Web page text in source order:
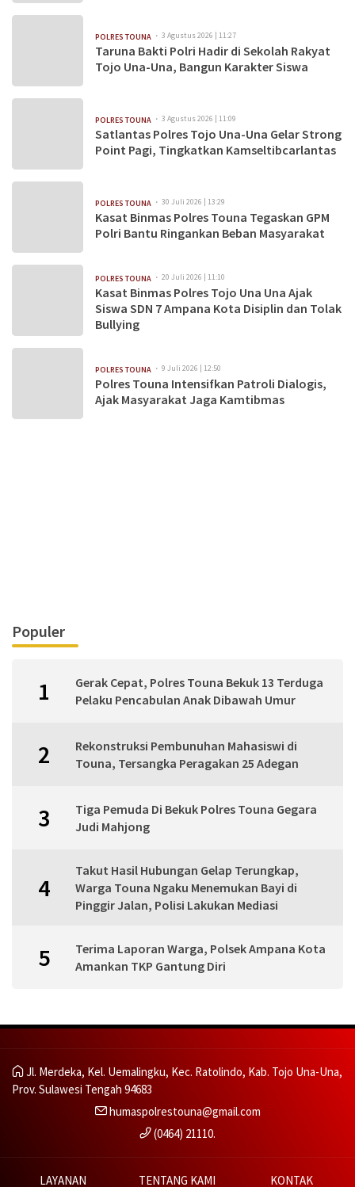
POLRES TOUNA 3 Agustus 2026 | 11:27
Taruna Bakti Polri Hadir di Sekolah Rakyat
Tojo Una-Una, Bangun Karakter Siswa
POLRES TOUNA 3 Agustus 2026 | 11:09
Satlantas Polres Tojo Una-Una Gelar Strong
Point Pagi, Tingkatkan Kamseltibcarlantas
POLRES TOUNA 30 Juli 2026 | 13:29
Kasat Binmas Polres Touna Tegaskan GPM
Polri Bantu Ringankan Beban Masyarakat
POLRES TOUNA 20 Juli 2026 | 11:10
Kasat Binmas Polres Tojo Una Una Ajak
Siswa SDN 7 Ampana Kota Disiplin dan Tolak
Bullying
POLRES TOUNA 9 Juli 2026 | 12:50
Polres Touna Intensifkan Patroli Dialogis,
Ajak Masyarakat Jaga Kamtibmas
Populer
1
Gerak Cepat, Polres Touna Bekuk 13 Terduga
Pelaku Pencabulan Anak Dibawah Umur
2
Rekonstruksi Pembunuhan Mahasiswi di
Touna, Tersangka Peragakan 25 Adegan
3
Tiga Pemuda Di Bekuk Polres Touna Gegara
Judi Mahjong
4
Takut Hasil Hubungan Gelap Terungkap,
Warga Touna Ngaku Menemukan Bayi di
Pinggir Jalan, Polisi Lakukan Mediasi
5
Terima Laporan Warga, Polsek Ampana Kota
Amankan TKP Gantung Diri
Jl. Merdeka, Kel. Uemalingku, Kec. Ratolindo, Kab. Tojo Una-Una,
Prov. Sulawesi Tengah 94683
humaspolrestouna@gmail.com
(0464) 21110.
LAYANAN TENTANG KAMI KONTAK